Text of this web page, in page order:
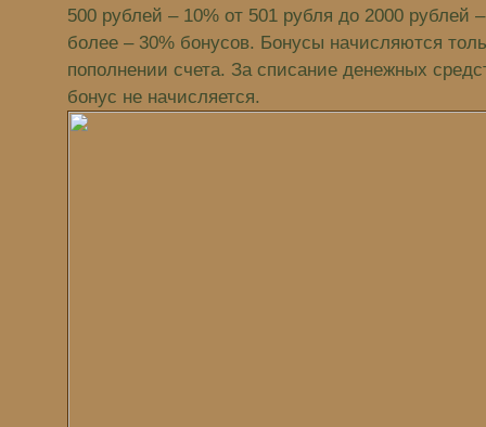
500 рублей – 10% от 501 рубля до 2000 рублей
более – 30% бонусов. Бонусы начисляются
пополнении счета. За списание денежных
бонус не начисляется.